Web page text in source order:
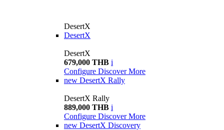
DesertX
DesertX
DesertX
679,000 THB i
Configure Discover More
new DesertX Rally
DesertX Rally
889,000 THB i
Configure Discover More
new DesertX Discovery